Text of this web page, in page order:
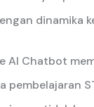
dinamika
AI Chatbot
pembelajaran